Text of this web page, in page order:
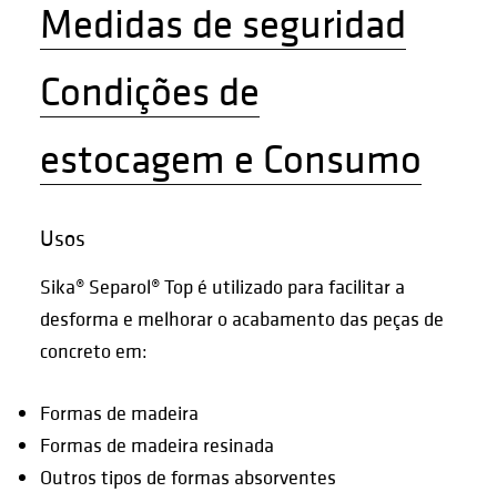
Medidas de seguridad
Condições de
estocagem e Consumo
Usos
Sika® Separol® Top é utilizado para facilitar a
desforma e melhorar o acabamento das peças de
concreto em:
Formas de madeira
Formas de madeira resinada
Outros tipos de formas absorventes